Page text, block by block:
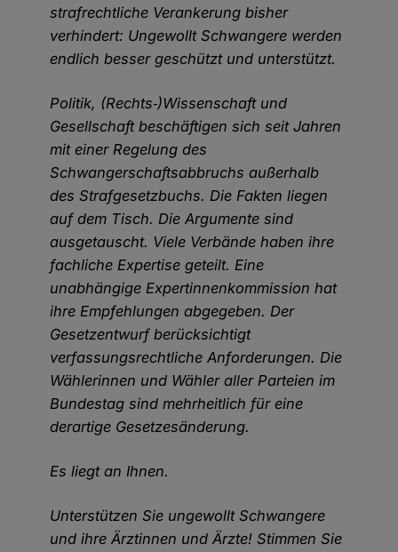
strafrechtliche Verankerung bisher
verhindert: Ungewollt Schwangere werden
endlich besser geschützt und unterstützt.
Politik, (Rechts‐)Wissenschaft und
Gesellschaft beschäftigen sich seit Jahren
mit einer Regelung des
Schwangerschaftsabbruchs außerhalb
des Strafgesetzbuchs. Die Fakten liegen
auf dem Tisch. Die Argumente sind
ausgetauscht. Viele Verbände haben ihre
fachliche Expertise geteilt. Eine
unabhängige Expertinnenkommission hat
ihre Empfehlungen abgegeben. Der
Gesetzentwurf berücksichtigt
verfassungsrechtliche Anforderungen. Die
Wählerinnen und Wähler aller Parteien im
Bundestag sind mehrheitlich für eine
derartige Gesetzesänderung.
Es liegt an Ihnen.
Unterstützen Sie ungewollt Schwangere
und ihre Ärztinnen und Ärzte! Stimmen Sie